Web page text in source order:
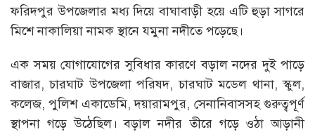
ফরিদপুর উপজেলার মধ্য দিয়ে বাঘাবাড়ী হয়ে এটি হুড়া সাগরে
মিশে নাকালিয়া নামক স্থানে যমুনা নদীতে পড়েছে।
এক সময় যোগাযোগের সুবিধার কারণে বড়াল নদের দুই পাড়ে
বাজার, চারঘাট উপজেলা পরিষদ, চারঘাট মডেল থানা, স্কুল,
কলেজ, পুলিশ একাডেমি, দয়ারামপুর, সেনানিবাসসহ গুরুত্বপূর্ণ
স্থাপনা গড়ে উঠেছিল। বড়াল নদীর তীরে গড়ে ওঠা আড়ানী